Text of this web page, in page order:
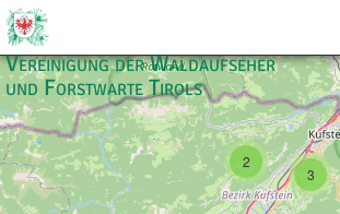
Vereinigung der Waldaufseher
und Forstwarte Tirols
2
3